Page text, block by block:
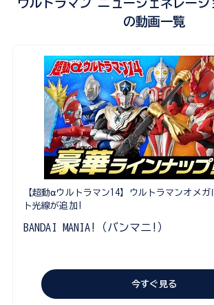
ウルトラマン ニュージェネレー
の動画一覧
【超動αウルトラマン14】ウルトラマンオメ
ト光線が追加!
BANDAI MANIA!（バンマニ!）
今すぐ見る